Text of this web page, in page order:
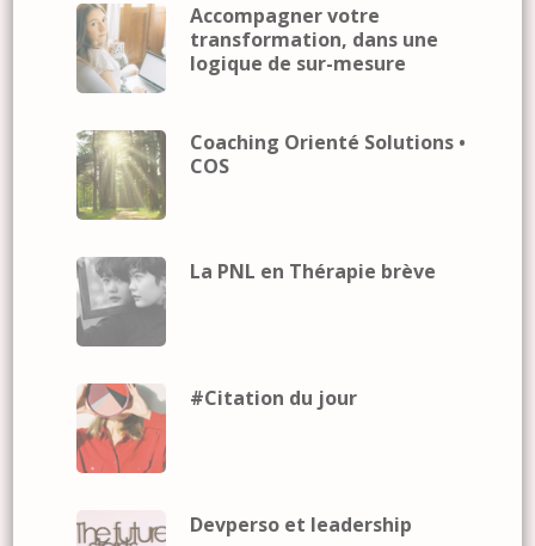
Accompagner votre
transformation, dans une
logique de sur-mesure
Coaching Orienté Solutions •
COS
La PNL en Thérapie brève
#Citation du jour
Devperso et leadership